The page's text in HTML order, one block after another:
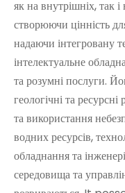
як на внутрішніх, так
створюючи цінність
надаючи інтегровану
інтелектуальне
та розумні послуги.
геологічні та
та використання
водних ресурсів,
обладнання та
середовища та